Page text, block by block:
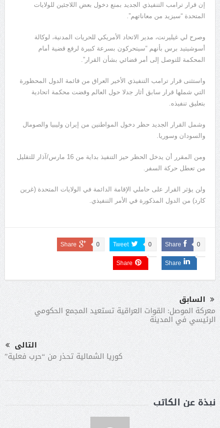
إن قرار ترامب التنفيذي الجديد بمنع دخول بعض اللاجئين للولايات
المتحدة “سيزيد من معاناتهم”.
وصرح لي غيليرنت، مدير الاتحاد الأمريكي للحريات المدنية، لوكالة
أسوشيتيد برس بأنهم “سيتحركون بسرعة كبيرة لرفع قضية أمام
المحكمة للتوصل إلى أمر قضائي بشأن القرار”.
واستثنى قرار ترامب التنفيذي الأخير العراق من قائمة الدول المحظورة
التي شملها قرار سابق أثار جدلا حول العالم وقضت محكمة اتحادية
بتعليق تنفيذه.
وشمل القرار الجديد حظر دخول المواطنين من إيران وليبيا والصومال
والسودان وسوريا.
ومن المقرر أن يدخل الحظر حيز التنفيذ بداية من 16 مارس/آذار للتقليل
من تعطل حركة السفر.
ولن يؤثر القرار على حاملي الإقامة الدائمة في الولايات المتحدة (غرين
كارد) من الدول المذكورة في الأمر التنفيذي.
Share 0
Tweet 0
Share 0
Share
Share
السابق
معركة الموصل: القوات العراقية تستعيد المجمع الحكومي
الرئيسي في المدينة
التالى
كوريا الشمالية تحذر من “حرب فعلية”
نبذة عن الكاتب